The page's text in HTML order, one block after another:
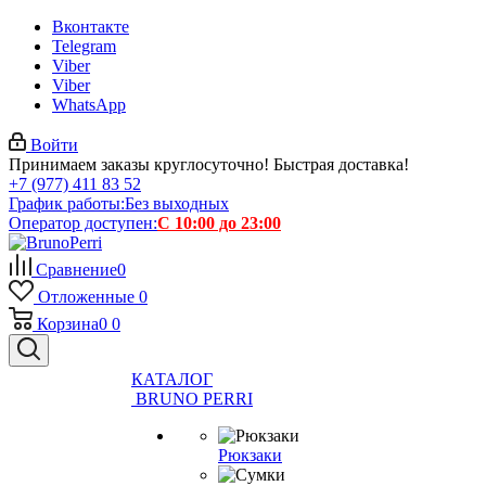
Вконтакте
Telegram
Viber
Viber
WhatsApp
Войти
Принимаем заказы круглосуточно! Быстрая доставка!
+7 (977) 411 83 52
График работы:Без выходных
Оператор доступен:С 10:00 до 23:00
Сравнение0
Отложенные 0
Корзина0 0
КАТАЛОГ
BRUNO PERRI
Рюкзаки